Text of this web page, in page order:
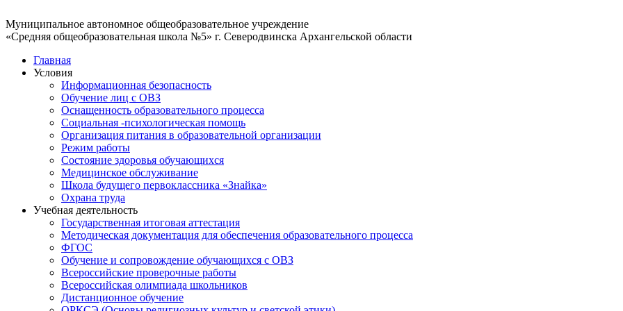
Муниципальное автономное общеобразовательное учреждение
«Средняя общеобразовательная школа №5» г. Северодвинска Архангельской области
Главная
Условия
Информационная безопасность
Обучение лиц с ОВЗ
Оснащенность образовательного процесса
Социальная -психологическая помощь
Организация питания в образовательной организации
Режим работы
Состояние здоровья обучающихся
Медицинское обслуживание
Школа будущего первоклассника «Знайка»
Охрана труда
Учебная деятельность
Государственная итоговая аттестация
Методическая документация для обеспечения образовательного процесса
ФГОС
Обучение и сопровождение обучающихся с ОВЗ
Всероссийские проверочные работы
Всероссийская олимпиада школьников
Дистанционное обучение